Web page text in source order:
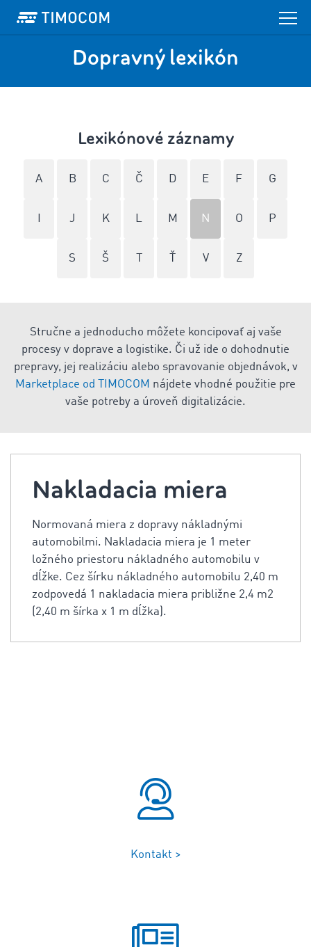
Dopravný lexikón
Lexikónové záznamy
A B C Č D E F G
J K L M N O P
S Š V Z
Stručne a jednoducho môžete koncipovať aj vaše
procesy v doprave a logistike. Či už ide o dohodnutie
prepravy, jej realizáciu alebo spravovanie objednávok, v
Marketplace od TIMOCOM nájdete vhodné použitie pre
vaše potreby a úroveň digitalizácie.
Nakladacia miera
Normovaná miera z dopravy nákladnými
automobilmi. Nakladacia miera je 1 meter
ložného priestoru nákladného automobilu v
dĺžke. Cez šírku nákladného automobilu 2,40 m
zodpovedá 1 nakladacia miera približne 2,4 m2
(2,40 m šírka x 1 m dĺžka).
Kontakt >